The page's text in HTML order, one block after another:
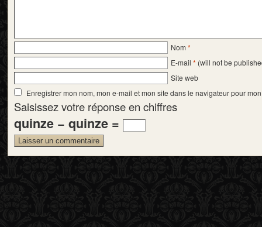
Nom *
E-mail * (will not be
Site web
Enregistrer mon nom, mon e-mail et mon site dans le navigateur pour
Saisissez votre réponse en chiffres
quinze − quinze =